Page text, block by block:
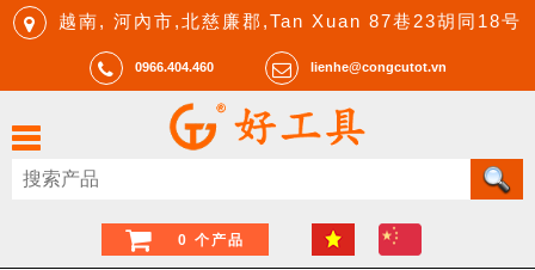
越南, 河內市,北慈廉郡,Tan Xuan 87巷23胡同18号
0966.404.460 lienhe@congcutot.vn
0 个产品